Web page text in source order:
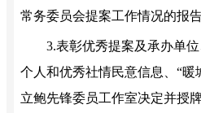
常务委员会提案工作情况的报告
3.表彰优秀提案及承办单位
个人和优秀社情民意信息、“暖
立鲍先锋委员工作室决定并授